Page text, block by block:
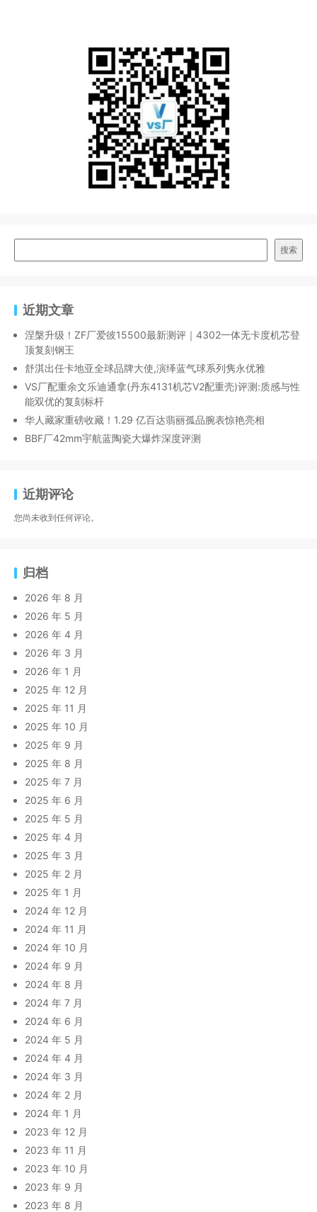
搜索
近期文章
涅槃升级！ZF厂爱彼15500最新测评｜4302一体无卡度机芯登
顶复刻钢王
舒淇出任卡地亚全球品牌大使,演绎蓝气球系列隽永优雅
VS厂配重余文乐迪通拿(丹东4131机芯V2配重壳)评测:质感与性
能双优的复刻标杆
华人藏家重磅收藏！1.29 亿百达翡丽孤品腕表惊艳亮相
BBF厂42mm宇航蓝陶瓷大爆炸深度评测
近期评论
您尚未收到任何评论。
归档
2026 年 8 月
2026 年 5 月
2026 年 4 月
2026 年 3 月
2026 年 1 月
2025 年 12 月
2025 年 11 月
2025 年 10 月
2025 年 9 月
2025 年 8 月
2025 年 7 月
2025 年 6 月
2025 年 5 月
2025 年 4 月
2025 年 3 月
2025 年 2 月
2025 年 1 月
2024 年 12 月
2024 年 11 月
2024 年 10 月
2024 年 9 月
2024 年 8 月
2024 年 7 月
2024 年 6 月
2024 年 5 月
2024 年 4 月
2024 年 3 月
2024 年 2 月
2024 年 1 月
2023 年 12 月
2023 年 11 月
2023 年 10 月
2023 年 9 月
2023 年 8 月